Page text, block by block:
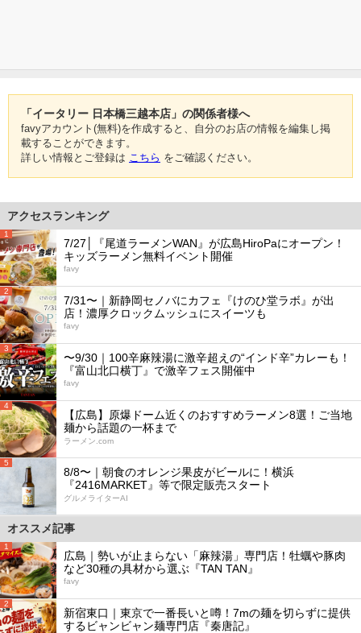
「イータリー 日本橋三越本店」の関係者様へ
favyアカウント(無料)を作成すると、自分のお店の情報を編集し掲
載することができます。
詳しい情報とご登録は こちら をご確認ください。
アクセスランキング
1
7/27│『尾道ラーメンWAN』が広島HiroPaにオープン！
キッズラーメン無料イベント開催
favy
2
7/31〜｜新静岡セノバにカフェ『けのひ堂ラボ』が出
店！濃厚クロックムッシュにスイーツも
favy
3
〜9/30｜100辛麻辣湯に激辛超えの“インド辛”カレーも！
『富山北口横丁』で激辛フェス開催中
favy
4
【広島】原爆ドーム近くのおすすめラーメン8選！ご当地
麺から話題の一杯まで
ラーメン.com
5
8/8〜｜朝食のオレンジ果皮がビールに！横浜
『2416MARKET』等で限定販売スタート
グルメライターAI
オススメ記事
1
広島｜勢いが止まらない「麻辣湯」専門店！牡蠣や豚肉
など30種の具材から選ぶ『TAN TAN』
favy
2
新宿東口｜東京で一番長いと噂！7mの麺を切らずに提供
するビャンビャン麺専門店『秦唐記』